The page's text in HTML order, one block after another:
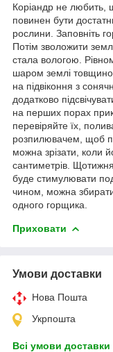
Коріандр не любить,
повинен бути
рослини. Заповніть
Потім зволожити
стала вологою.
шаром землі
на підвіконня з
додатково
на перших порах
перевіряйте їх,
розпилювачем, щоб
можна зрізати, коли
сантиметрів.
буде стимулювати
чином, можна
одного горщика.
Приховати
Умови доставки
Нова Пошта
Укрпошта
Всі умови доставки